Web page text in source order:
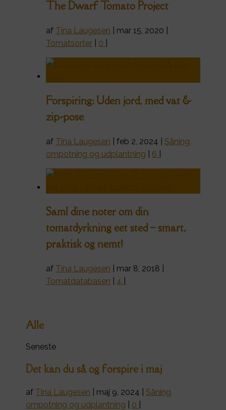
The Dwarf Tomato Project
af Tina Laugesen mar 15, 2020
Tomatsorter
0
Forspiring: Uden jord, med vat &
zip-pose
af Tina Laugesen feb 2, 2024
Såning,
ompotning og udplantning
6
Saml dine noter om din
tomatdyrkning eet sted – smart,
praktisk og nemt!
af Tina Laugesen mar 8, 2018
Tomatdatabasen
4
Alle
Seneste
Det kan du så og forspire i maj
af Tina Laugesen maj 9, 2024
Såning,
ompotning og udplantning
0